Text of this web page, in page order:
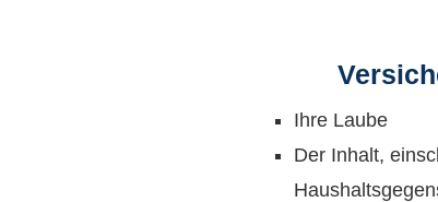
Ihre Laube
Der Inhalt,